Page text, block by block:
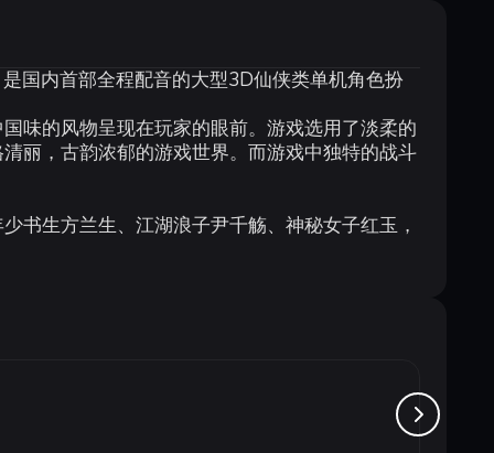
国内首部全程配音的大型3D仙侠类单机角色扮
味的风物呈现在玩家的眼前。游戏选用了淡柔的
丽，古韵浓郁的游戏世界。而游戏中独特的战斗
书生方兰生、江湖浪子尹千觞、神秘女子红玉，
源，难以想象的惊世情缘将会悄然展现在众人眼
Win7 32/Win7 64（简体中文版）
HD3000 系列及以上
必备）
古剑奇